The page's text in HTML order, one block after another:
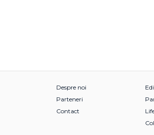
Despre noi
Parteneri
Contact